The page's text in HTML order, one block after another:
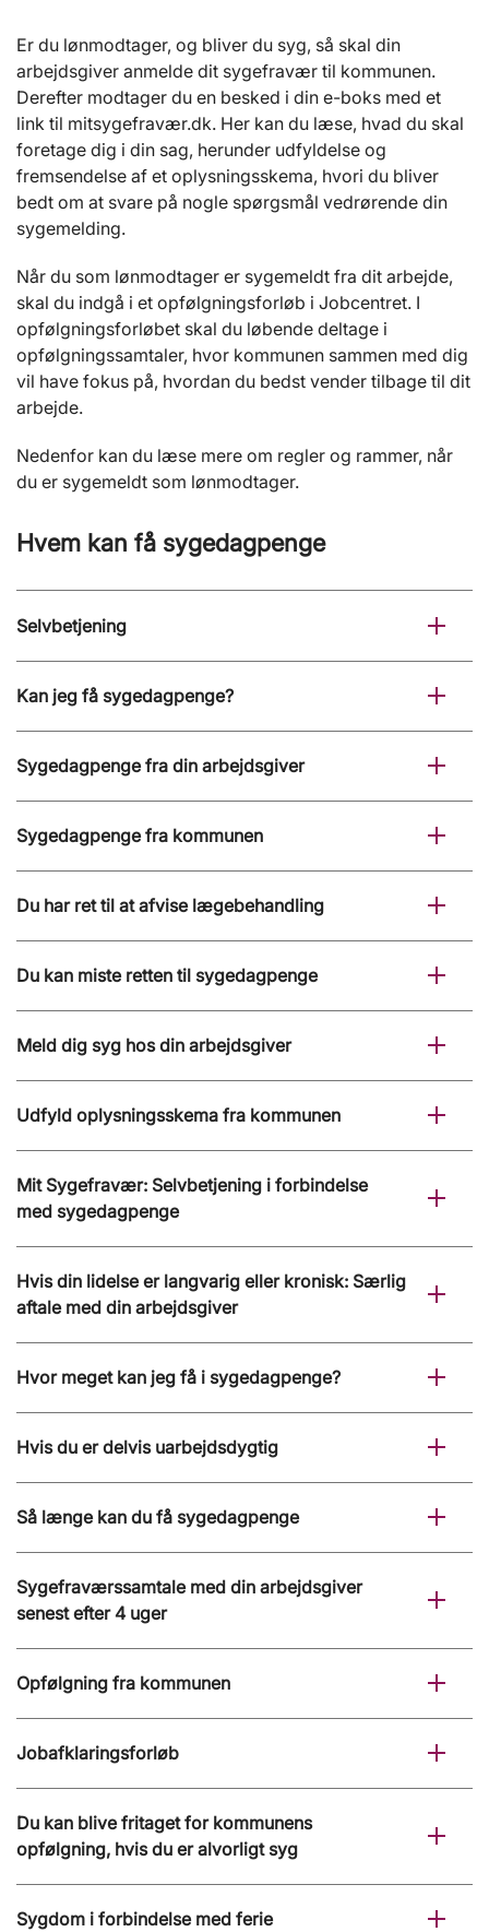
Er du lønmodtager, og bliver du syg, så skal din
arbejdsgiver anmelde dit sygefravær til kommunen.
Derefter modtager du en besked i din e-boks med et
link til mitsygefravær.dk. Her kan du læse, hvad du skal
foretage dig i din sag, herunder udfyldelse og
fremsendelse af et oplysningsskema, hvori du bliver
bedt om at svare på nogle spørgsmål vedrørende din
sygemelding.
Når du som lønmodtager er sygemeldt fra dit arbejde,
skal du indgå i et opfølgningsforløb i Jobcentret. I
opfølgningsforløbet skal du løbende deltage i
opfølgningssamtaler, hvor kommunen sammen med dig
vil have fokus på, hvordan du bedst vender tilbage til dit
arbejde.
Nedenfor kan du læse mere om regler og rammer, når
du er sygemeldt som lønmodtager.
Hvem kan få sygedagpenge
Selvbetjening
Kan jeg få sygedagpenge?
Sygedagpenge fra din arbejdsgiver
Sygedagpenge fra kommunen
Du har ret til at afvise lægebehandling
Du kan miste retten til sygedagpenge
Meld dig syg hos din arbejdsgiver
Udfyld oplysningsskema fra kommunen
Mit Sygefravær: Selvbetjening i forbindelse
med sygedagpenge
Hvis din lidelse er langvarig eller kronisk: Særlig
aftale med din arbejdsgiver
Hvor meget kan jeg få i sygedagpenge?
Hvis du er delvis uarbejdsdygtig
Så længe kan du få sygedagpenge
Sygefraværssamtale med din arbejdsgiver
senest efter 4 uger
Opfølgning fra kommunen
Jobafklaringsforløb
Du kan blive fritaget for kommunens
opfølgning, hvis du er alvorligt syg
Sygdom i forbindelse med ferie